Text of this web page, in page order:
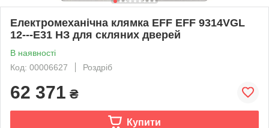
Електромеханічна клямка EFF EFF 9314VGL
12---E31 НЗ для скляних дверей
В наявності
Код: 00006627
Роздріб
62 371 ₴
Купити